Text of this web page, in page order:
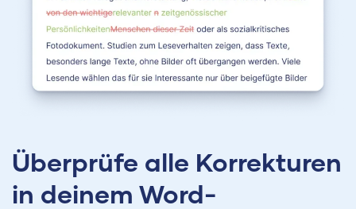
Überprüfe alle Korrekturen
in deinem Word-